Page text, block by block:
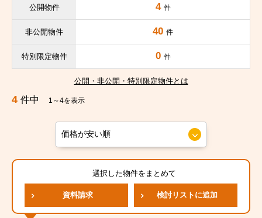
公開物件 4 件
非公開物件 40 件
特別限定物件 0 件
公開・非公開・特別限定物件とは
4 件中 1～4を表示
選択した物件をまとめて
資料請求 検討リストに追加